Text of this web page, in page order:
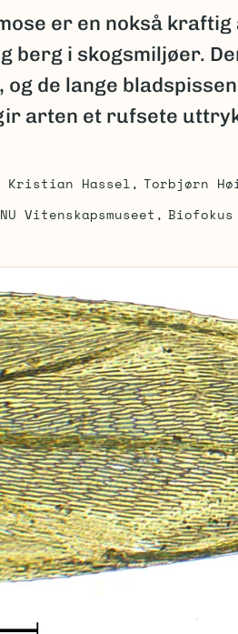
er en nokså
berg i skogsmiljøer.
og de lange
arten et rufsete
Kristian Hassel
Torbjørn
Vitenskapsmuseet
Biofokus